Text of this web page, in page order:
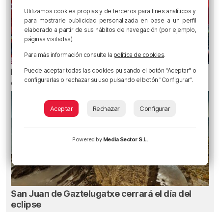
Metro Bilbao cierra la estación de San Mamés
durante una hora por un incendio
San Juan de Gaztelugatxe cerrará el día del
eclipse
Utilizamos cookies propias y de terceros para fines analíticos y
para mostrarle publicidad personalizada en base a un perfil
elaborado a partir de sus hábitos de navegación (por ejemplo,
páginas visitadas).
Para más información consulte la política de cookies.
Puede aceptar todas las cookies pulsando el botón "Aceptar" o
configurarlas o rechazar su uso pulsando el botón "Configurar".
Aceptar Rechazar Configurar
Powered by Media Sector S.L.